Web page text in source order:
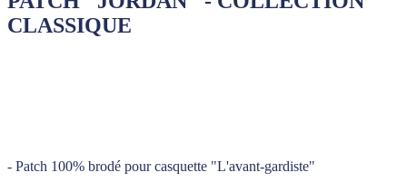
CLASSIQUE
- Patch 100% brodé pour casquette "L'avant-gardiste"